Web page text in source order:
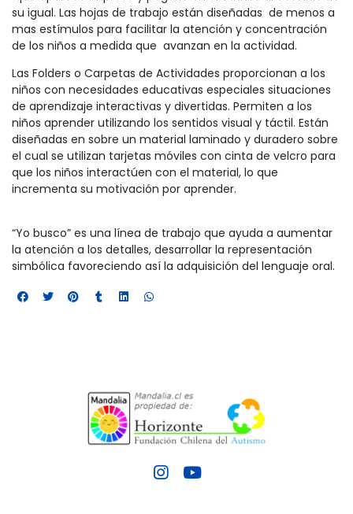
su igual. Las hojas de trabajo están diseñadas de menos a
mas estímulos para facilitar la atención y concentración
de los niños a medida que avanzan en la actividad.
Las Folders o Carpetas de Actividades proporcionan a los
niños con necesidades educativas especiales situaciones
de aprendizaje interactivas y divertidas. Permiten a los
niños aprender utilizando los sentidos visual y táctil. Están
diseñadas en sobre un material laminado y duradero sobre
el cual se utilizan tarjetas móviles con cinta de velcro para
que los niños interactúen con el material, lo que
incrementa su motivación por aprender.
“Yo busco” es una línea de trabajo que ayuda a aumentar
la atención a los detalles, desarrollar la representación
simbólica favoreciendo así la adquisición del lenguaje oral.